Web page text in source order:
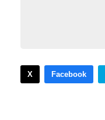
X Facebook